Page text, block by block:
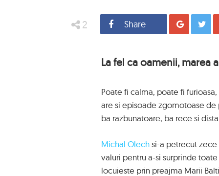
2 Share
La fel ca oamenii, marea
Poate fi calma, poate fi
are si episoade zgomotoase
ba razbunatoare, ba rece si
Michal Olechsi-a petrecut
valuri pentru a-si surprinde
locuieste prin preajma Marii